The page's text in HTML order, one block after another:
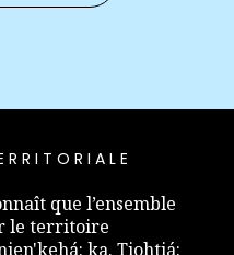
que l’ensemble
le territoire
ka. Tiohtiá: